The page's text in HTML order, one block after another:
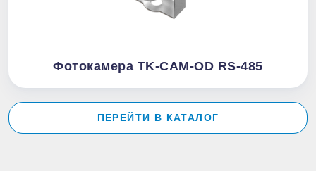
Фотокамера TK-CAM-OD RS-485
ПЕРЕЙТИ В КАТАЛОГ